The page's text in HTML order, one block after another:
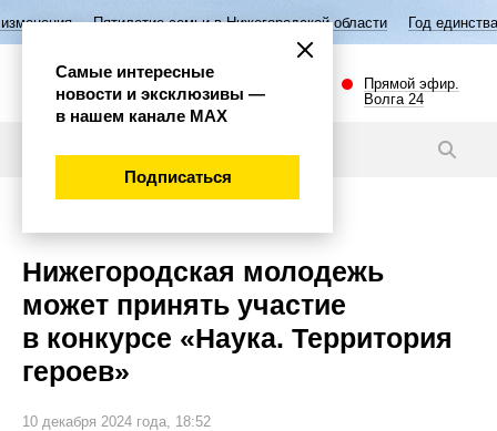
семьи в Нижегородской области Год единства народов России
Прямой эфир.
Волга 24
Нижегородская молодежь
может принять участие
в конкурсе «Наука. Территория
героев»
10 декабря 2024 года, 18:52
Самые интересные
новости и эксклюзивы —
в нашем канале МАХ
Подписаться